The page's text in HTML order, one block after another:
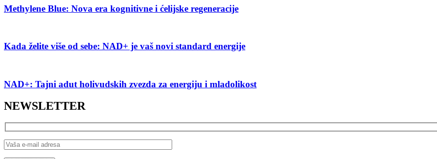
Methylene Blue: Nova era kognitivne i ćelijske regeneracije
Kada želite više od sebe: NAD+ je vaš novi standard energije
NAD+: Tajni adut holivudskih zvezda za energiju i mladolikost
NEWSLETTER